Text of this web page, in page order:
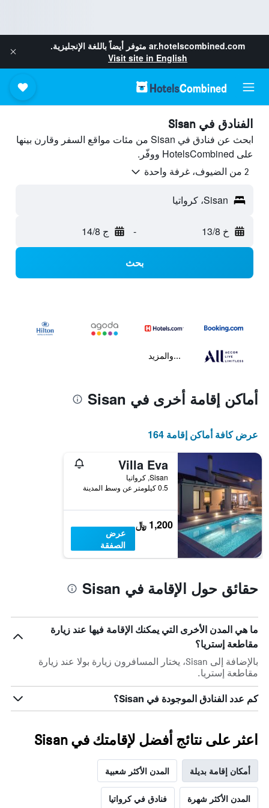
ar.hotelscombined.com متوفر أيضاً باللغة الإنجليزية.
Visit site in English
الفنادق في Sisan
ابحث عن فنادق في Sisan من مئات مواقع السفر وقارن بينها
على HotelsCombined ووفّر.
2 من الضيوف، غرفة واحدة
Sisan، كرواتيا
خ 13/8 - ج 14/8
بحث
...والمزيد
أماكن إقامة أخرى في Sisan
عرض كافة أماكن إقامة 164
Villa Eva
Sisan, كرواتيا
0.5 كيلومتر عن وسط المدينة
1,200 ﷼
عرض
الصفقة
حقائق حول الإقامة في Sisan
ما هي المدن الأخرى التي يمكنك الإقامة فيها عند زيارة
مقاطعة إستريا؟
بالإضافة إلى Sisan، يختار المسافرون زيارة بولا عند زيارة
مقاطعة إستريا.
كم عدد الفنادق الموجودة في Sisan؟
اعثر على نتائج أفضل لإقامتك في Sisan
أمكان إقامة بديلة المدن الأكثر شعبية
المدن الأكثر شهرة فنادق في كرواتيا